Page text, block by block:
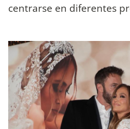
centrarse en diferentes